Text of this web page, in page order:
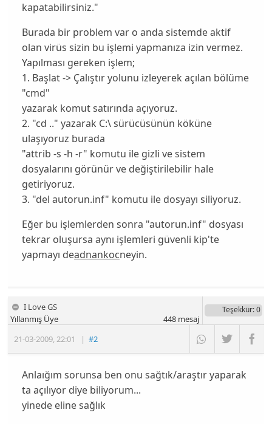
kapatabilirsiniz."
Burada bir problem var o anda sistemde aktif
olan virüs sizin bu işlemi yapmanıza izin vermez.
Yapılması gereken işlem;
1. Başlat -> Çalıştır yolunu izleyerek açılan bölüme
"cmd"
yazarak komut satırında açıyoruz.
2. "cd .." yazarak C:\ sürücüsünün köküne
ulaşıyoruz burada
"attrib -s -h -r" komutu ile gizli ve sistem
dosyalarını görünür ve değiştirilebilir hale
getiriyoruz.
3. "del autorun.inf" komutu ile dosyayı siliyoruz.
Eğer bu işlemlerden sonra "autorun.inf" dosyası
tekrar oluşursa aynı işlemleri güvenli kip'te
yapmayı deadnankocneyin.
I Love GS
21-03-2009,22:01 |#2
Yıllanmış Üye
Teşekkür: 0
448mesaj
Anlaığım sorunsa ben onu sağtık/araştır yaparak
ta açılıyor diye biliyorum...
yinede eline sağlık